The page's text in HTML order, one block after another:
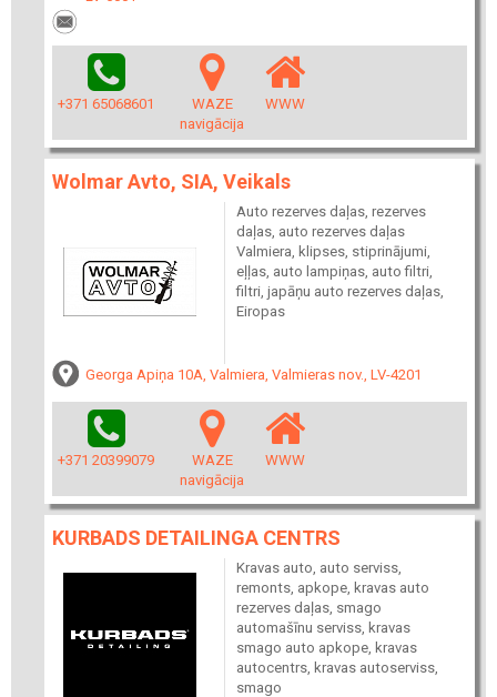
+371 65068601
WAZE
navigācija
WWW
Wolmar Avto, SIA, Veikals
Auto rezerves daļas, rezerves
daļas, auto rezerves daļas
Valmiera, klipses, stiprinājumi,
eļļas, auto lampiņas, auto filtri,
filtri, japāņu auto rezerves daļas,
Eiropas
Georga Apiņa 10A, Valmiera, Valmieras nov., LV-4201
+371 20399079
WAZE
navigācija
WWW
KURBADS DETAILINGA CENTRS
Kravas auto, auto serviss,
remonts, apkope, kravas auto
rezerves daļas, smago
automašīnu serviss, kravas
smago auto apkope, kravas
autocentrs, kravas autoserviss,
smago